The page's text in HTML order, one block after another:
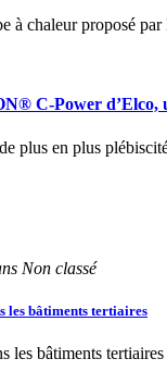
à chaleur proposé
C-Power
plus en plus
Non classé
les bâtiments tertiaires
les bâtiments